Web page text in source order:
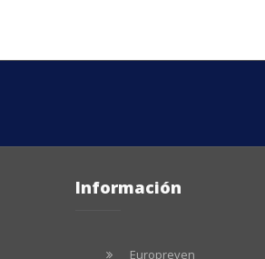
Información
Europreven